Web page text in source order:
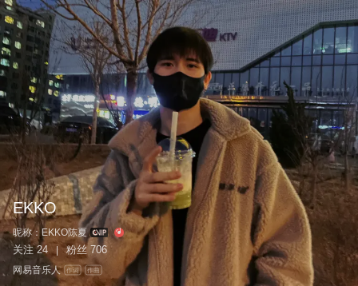
EKKO
昵称：EKKO陈夏
关注 24 粉丝 706
网易音乐人 作词 作曲